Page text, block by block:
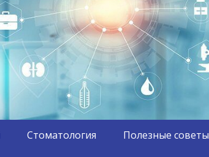
Стоматология Полезные советы